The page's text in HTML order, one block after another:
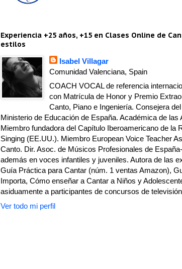
Experiencia +25 años, +15 en Clases Online de
estilos
Isabel Villagar
Comunidad Valenciana, Spain
COACH VOCAL de referencia
con Matrícula de Honor y Premio
Canto, Piano e Ingeniería. Consejera
Ministerio de Educación de España. Académica de
Miembro fundadora del Capítulo Iberoamericano de la
Singing (EE.UU.). Miembro European Voice Teacher
Canto. Dir. Asoc. de Músicos Profesionales de
además en voces infantiles y juveniles. Autora de las
Guía Práctica para Cantar (núm. 1 ventas Amazon),
Importa, Cómo enseñar a Cantar a Niños y
asiduamente a participantes de concursos de
Ver todo mi perfil